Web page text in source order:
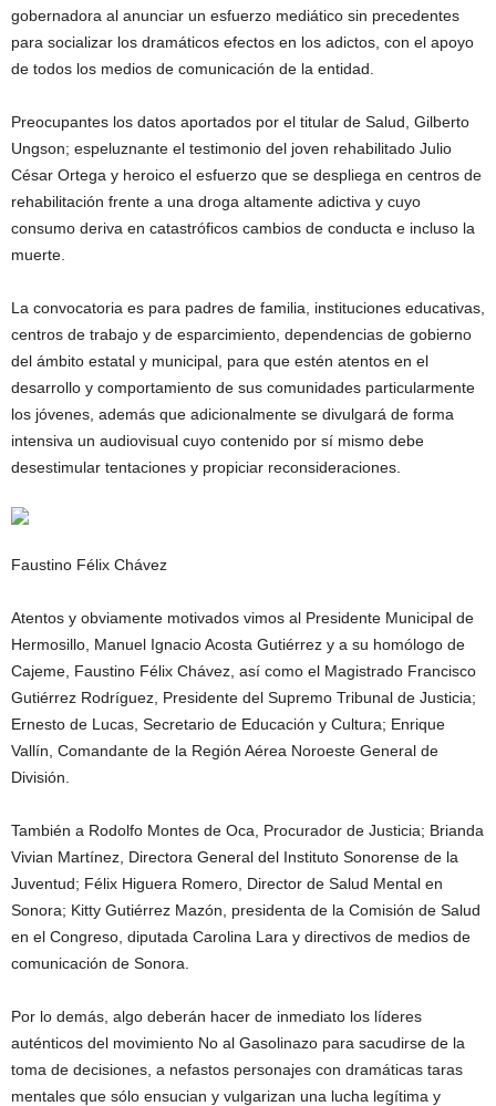
gobernadora al anunciar un esfuerzo mediático sin precedentes
para socializar los dramáticos efectos en los adictos, con el apoyo
de todos los medios de comunicación de la entidad.
Preocupantes los datos aportados por el titular de Salud, Gilberto
Ungson; espeluznante el testimonio del joven rehabilitado Julio
César Ortega y heroico el esfuerzo que se despliega en centros de
rehabilitación frente a una droga altamente adictiva y cuyo
consumo deriva en catastróficos cambios de conducta e incluso la
muerte.
La convocatoria es para padres de familia, instituciones educativas,
centros de trabajo y de esparcimiento, dependencias de gobierno
del ámbito estatal y municipal, para que estén atentos en el
desarrollo y comportamiento de sus comunidades particularmente
los jóvenes, además que adicionalmente se divulgará de forma
intensiva un audiovisual cuyo contenido por sí mismo debe
desestimular tentaciones y propiciar reconsideraciones.
Faustino Félix Chávez
Atentos y obviamente motivados vimos al Presidente Municipal de
Hermosillo, Manuel Ignacio Acosta Gutiérrez y a su homólogo de
Cajeme, Faustino Félix Chávez, así como el Magistrado Francisco
Gutiérrez Rodríguez, Presidente del Supremo Tribunal de Justicia;
Ernesto de Lucas, Secretario de Educación y Cultura; Enrique
Vallín, Comandante de la Región Aérea Noroeste General de
División.
También a Rodolfo Montes de Oca, Procurador de Justicia; Brianda
Vivian Martínez, Directora General del Instituto Sonorense de la
Juventud; Félix Higuera Romero, Director de Salud Mental en
Sonora; Kitty Gutiérrez Mazón, presidenta de la Comisión de Salud
en el Congreso, diputada Carolina Lara y directivos de medios de
comunicación de Sonora.
Por lo demás, algo deberán hacer de inmediato los líderes
auténticos del movimiento No al Gasolinazo para sacudirse de la
toma de decisiones, a nefastos personajes con dramáticas taras
mentales que sólo ensucian y vulgarizan una lucha legítima y